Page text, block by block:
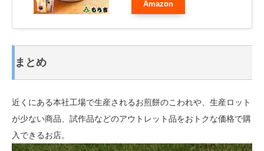
Amazon
まとめ
近くにある本社工場で生産されるお煎餅のこわれや、生産ロット
が少ない商品、試作品などのアウトレット品をおトクな価格で購
入できるお店。